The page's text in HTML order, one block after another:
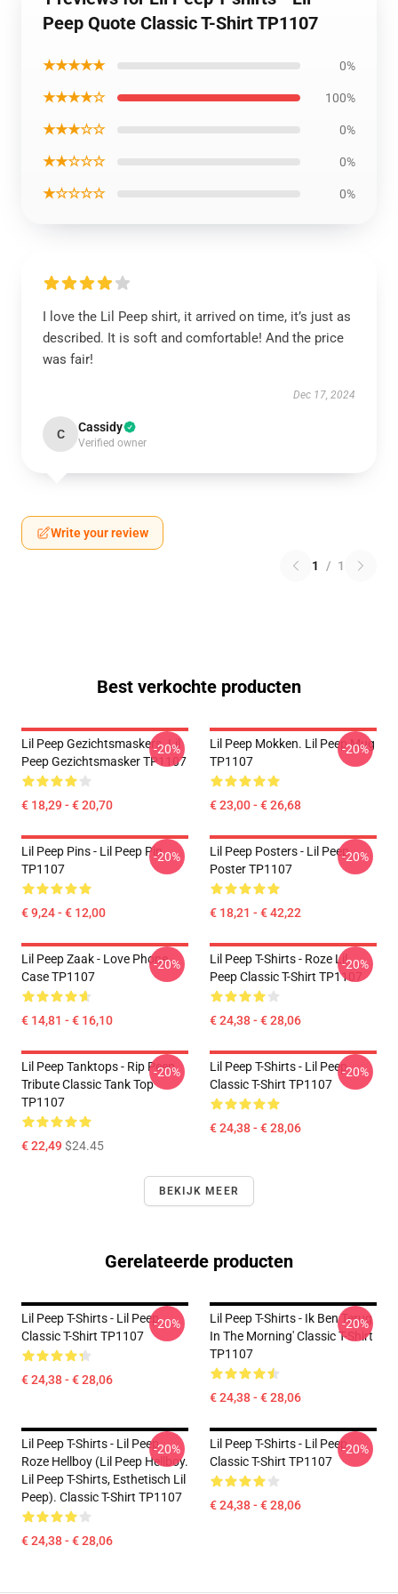
Peep Quote Classic T-Shirt TP1107
★★★★★ 0%
★★★★☆ 100%
★★★☆☆ 0%
★★☆☆☆ 0%
★☆☆☆☆ 0%
I love the Lil Peep shirt, it arrived on time, it’s just as
described. It is soft and comfortable! And the price
was fair!
Dec 17, 2024
C Cassidy
Verified owner
Write your review
1 / 1
Best verkochte producten
Lil Peep Gezichtsmaskers. Lil
Peep Gezichtsmasker TP1107
€ 18,29 - € 20,70
-20%
Lil Peep Mokken. Lil Peep Mug
TP1107
€ 23,00 - € 26,68
-20%
Lil Peep Pins - Lil Peep Pin
TP1107
€ 9,24 - € 12,00
-20%
Lil Peep Posters - Lil Peep
Poster TP1107
€ 18,21 - € 42,22
-20%
Lil Peep Zaak - Love Phone
Case TP1107
€ 14,81 - € 16,10
-20%
Lil Peep T-Shirts - Roze Lil
Peep Classic T-Shirt TP1107
€ 24,38 - € 28,06
-20%
Lil Peep Tanktops - Rip Peep
Tribute Classic Tank Top
TP1107
€ 22,49$24.45
-20%
Lil Peep T-Shirts - Lil Peep
Classic T-Shirt TP1107
€ 24,38 - € 28,06
-20%
BEKIJK MEER
Gerelateerde producten
Lil Peep T-Shirts - Lil Peep
Classic T-Shirt TP1107
€ 24,38 - € 28,06
-20%
Lil Peep T-Shirts - Ik Ben Terug
In The Morning' Classic T-Shirt
TP1107
€ 24,38 - € 28,06
-20%
Lil Peep T-Shirts - Lil Peep
Roze Hellboy (Lil Peep Hellboy.
Lil Peep T-Shirts, Esthetisch Lil
Peep). Classic T-Shirt TP1107
€ 24,38 - € 28,06
-20%
Lil Peep T-Shirts - Lil Peep
Classic T-Shirt TP1107
€ 24,38 - € 28,06
-20%